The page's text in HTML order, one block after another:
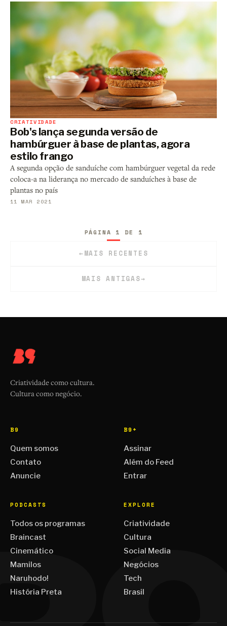
CRIATIVIDADE
Bob's lança segunda versão de
hambúrguer à base de plantas, agora
estilo frango
A segunda opção de sanduíche com hambúrguer vegetal da rede
coloca-a na liderança no mercado de sanduíches à base de
plantas no país
11 MAR 2021
←MAIS RECENTES
PÁGINA 1 DE 1
MAIS ANTIGAS→
Criatividade como cultura.
Cultura como negócio.
B9
Quem somos
Contato
Anuncie
B9+
Assinar
Além do Feed
Entrar
PODCASTS
Todos os programas
Braincast
Cinemático
Mamilos
Naruhodo!
História Preta
EXPLORE
Criatividade
Cultura
Social Media
Negócios
Tech
Brasil